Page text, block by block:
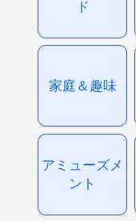
ド
家庭＆趣味
アミューズメ
ント